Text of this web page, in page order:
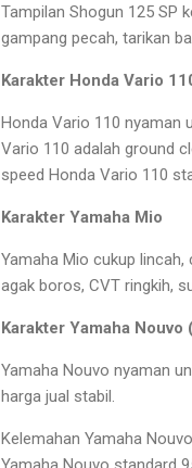
Tampilan Shogun 125 SP
gampang pecah, tarikan
Karakter Honda Vario
Honda Vario 110 nyaman
Vario 110 adalah ground
speed Honda Vario 110
Karakter Yamaha Mio
Yamaha Mio cukup
agak boros, CVT ringkih,
Karakter Yamaha Nouvo
Yamaha Nouvo nyaman
harga jual stabil.
Kelemahan Yamaha